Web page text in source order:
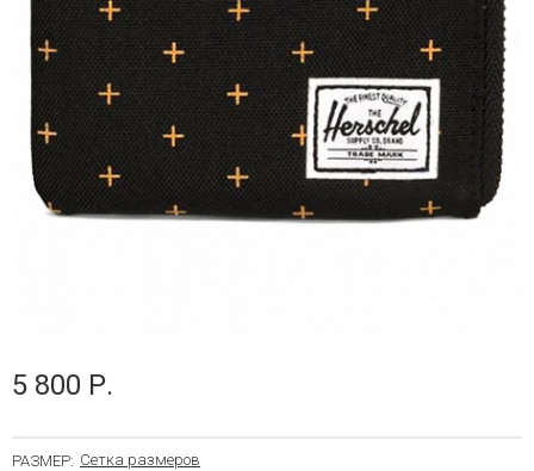
5 800 Р.
РАЗМЕР: Сетка размеров